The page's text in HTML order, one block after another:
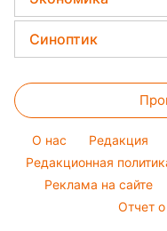
Новости Черкассы
Новости Житомира
Филипп Киркоров
Елена Зеленская
Ани Лорак
Алла Пугачева
Максим Галкин
Настя Каменских
Простые блюда
Легкие десерты
Праздничное меню
Уборка
Авто
Стирка
Комнатные
Цены на продукты
Денежная помощь
Курс валют
Синоптик
Магнитные бури
Погода на сегодня
Погода на завтра
Пылевая буря
O нас Редакция
Редакционная
Реклама на сайте
Отчет